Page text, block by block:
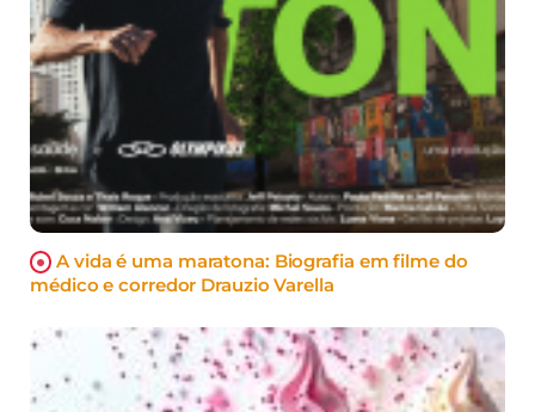
A vida é uma maratona: Biografia em filme do
médico e corredor Drauzio Varella